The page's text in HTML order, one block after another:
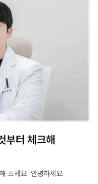
부터 체크해
보세요 ​ 안녕하세요